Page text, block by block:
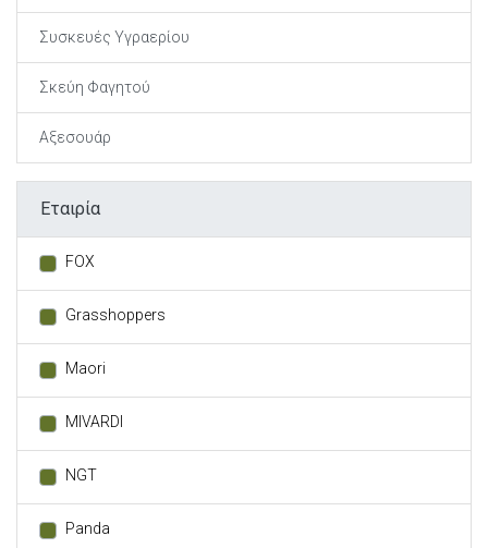
Συσκευές Υγραερίου
Σκεύη Φαγητού
Αξεσουάρ
Εταιρία
FOX
Grasshoppers
Maori
MIVARDI
NGT
Panda